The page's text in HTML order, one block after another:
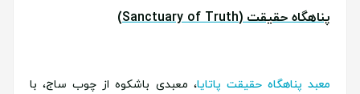
پناهگاه حقیقت (Sanctuary of Truth)
معبد پناهگاه حقیقت پاتایا، معبدی باشکوه از چوب ساج، با